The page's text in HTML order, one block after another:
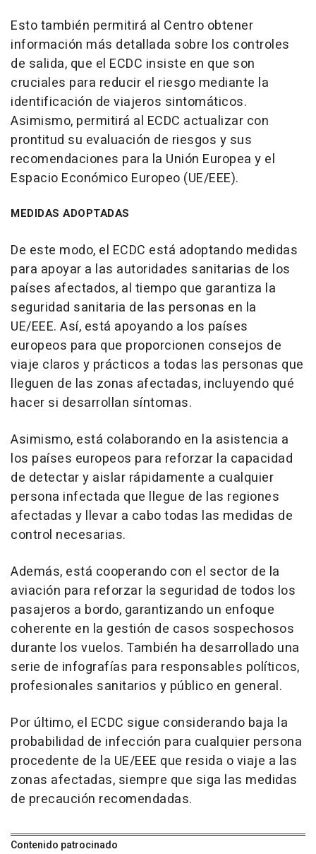
Esto también permitirá al Centro obtener
información más detallada sobre los controles
de salida, que el ECDC insiste en que son
cruciales para reducir el riesgo mediante la
identificación de viajeros sintomáticos.
Asimismo, permitirá al ECDC actualizar con
prontitud su evaluación de riesgos y sus
recomendaciones para la Unión Europea y el
Espacio Económico Europeo (UE/EEE).
MEDIDAS ADOPTADAS
De este modo, el ECDC está adoptando medidas
para apoyar a las autoridades sanitarias de los
países afectados, al tiempo que garantiza la
seguridad sanitaria de las personas en la
UE/EEE. Así, está apoyando a los países
europeos para que proporcionen consejos de
viaje claros y prácticos a todas las personas que
lleguen de las zonas afectadas, incluyendo qué
hacer si desarrollan síntomas.
Asimismo, está colaborando en la asistencia a
los países europeos para reforzar la capacidad
de detectar y aislar rápidamente a cualquier
persona infectada que llegue de las regiones
afectadas y llevar a cabo todas las medidas de
control necesarias.
Además, está cooperando con el sector de la
aviación para reforzar la seguridad de todos los
pasajeros a bordo, garantizando un enfoque
coherente en la gestión de casos sospechosos
durante los vuelos. También ha desarrollado una
serie de infografías para responsables políticos,
profesionales sanitarios y público en general.
Por último, el ECDC sigue considerando baja la
probabilidad de infección para cualquier persona
procedente de la UE/EEE que resida o viaje a las
zonas afectadas, siempre que siga las medidas
de precaución recomendadas.
Contenido patrocinado